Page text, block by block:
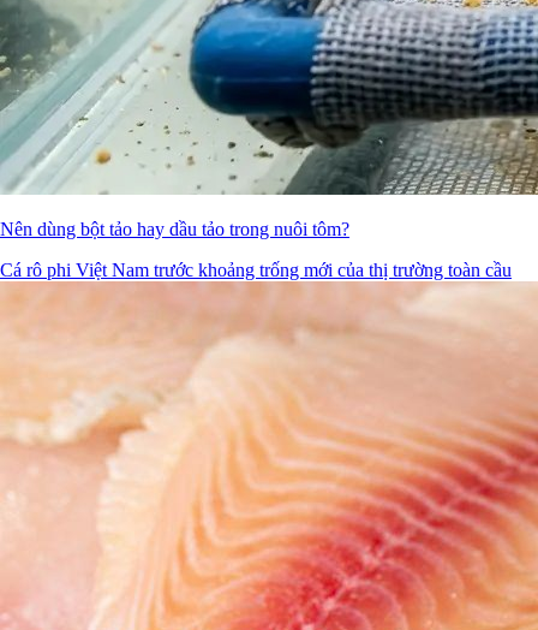
Nên dùng bột tảo hay dầu tảo trong nuôi tôm?
Cá rô phi Việt Nam trước khoảng trống mới của thị trường toàn cầu